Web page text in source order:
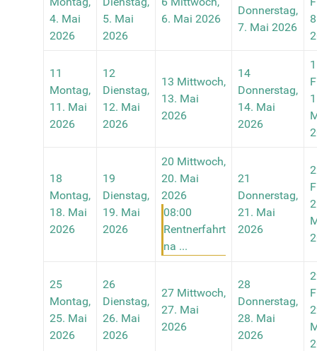
4. Mai
2026
5. Mai
2026
6. Mai 2026
Donnerstag,
7. Mai 2026
11
Montag,
11. Mai
2026
12
Dienstag,
12. Mai
2026
13 Mittwoch,
13. Mai
2026
14
Donnerstag,
14. Mai
2026
18
Montag,
18. Mai
2026
19
Dienstag,
19. Mai
2026
20 Mittwoch,
20. Mai
2026
08:00
Rentnerfahrt
na ...
21
Donnerstag,
21. Mai
2026
25
Montag,
25. Mai
2026
26
Dienstag,
26. Mai
2026
27 Mittwoch,
27. Mai
2026
28
Donnerstag,
28. Mai
2026